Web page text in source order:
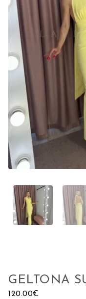
GELTONA
120.00€